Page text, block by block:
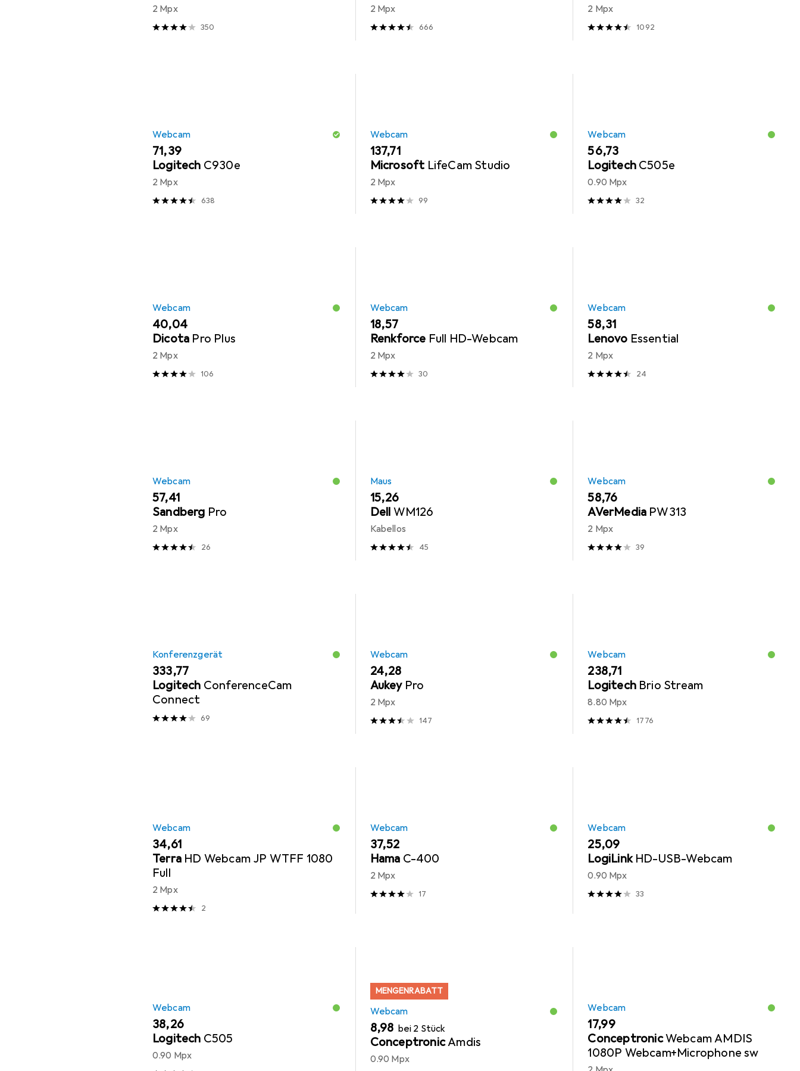
2 Mpx
350
2 Mpx
666
2 Mpx
1092
Webcam
EUR
71,39
Logitech C930e
2 Mpx
638
Webcam
EUR
137,71
Microsoft LifeCam Studio
2 Mpx
99
Webcam
EUR
56,73
Logitech C505e
0.90 Mpx
32
Webcam
EUR
40,04
Dicota Pro Plus
2 Mpx
106
Webcam
EUR
18,57
Renkforce Full HD-Webcam
2 Mpx
30
Webcam
EUR
58,31
Lenovo Essential
2 Mpx
24
Webcam
EUR
57,41
Sandberg Pro
2 Mpx
26
Maus
EUR
15,26
Dell WM126
Kabellos
45
Webcam
EUR
58,76
AVerMedia PW313
2 Mpx
39
Konferenzgerät
EUR
333,77
Logitech ConferenceCam
Connect
69
Webcam
EUR
24,28
Aukey Pro
2 Mpx
147
Webcam
EUR
238,71
Logitech Brio Stream
8.80 Mpx
1776
Webcam
EUR
34,61
Terra HD Webcam JP WTFF 1080
Full
2 Mpx
2
Webcam
EUR
37,52
Hama C-400
2 Mpx
17
Webcam
EUR
25,09
LogiLink HD-USB-Webcam
0.90 Mpx
33
Webcam
EUR
38,26
Logitech C505
0.90 Mpx
MENGENRABATT
Webcam
EUR
8,98 bei 2 Stück
ConceptronicAmdis
0.90 Mpx
Webcam
EUR
17,99
ConceptronicWebcam AMDIS
1080P Webcam+Microphone sw